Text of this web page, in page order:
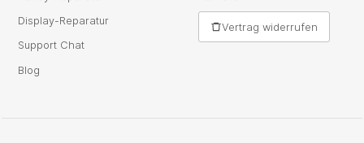
Display-Reparatur
Support Chat
Blog
Vertrag widerrufen